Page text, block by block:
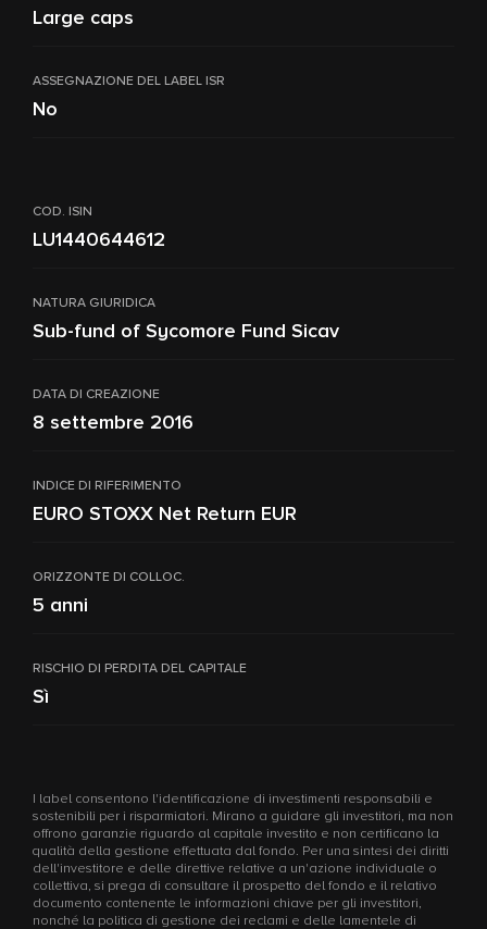
Large caps
ASSEGNAZIONE DEL LABEL ISR
No
COD. ISIN
LU1440644612
NATURA GIURIDICA
Sub-fund of Sycomore Fund Sicav
DATA DI CREAZIONE
8 settembre 2016
INDICE DI RIFERIMENTO
EURO STOXX Net Return EUR
ORIZZONTE DI COLLOC.
5 anni
RISCHIO DI PERDITA DEL CAPITALE
Sì
I label consentono l'identificazione di investimenti responsabili e
sostenibili per i risparmiatori. Mirano a guidare gli investitori, ma non
offrono garanzie riguardo al capitale investito e non certificano la
qualità della gestione effettuata dal fondo. Per una sintesi dei diritti
dell'investitore e delle direttive relative a un'azione individuale o
collettiva, si prega di consultare il prospetto del fondo e il relativo
documento contenente le informazioni chiave per gli investitori,
nonché la politica di gestione dei reclami e delle lamentele di